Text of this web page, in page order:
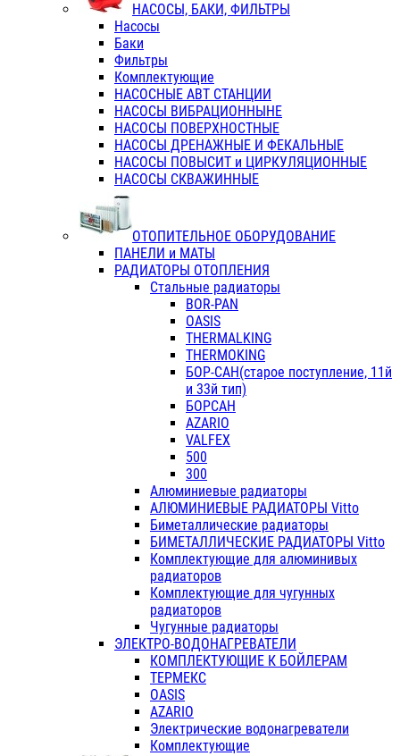
НАСОСЫ, БАКИ, ФИЛЬТРЫ
Насосы
Баки
Фильтры
Комплектующие
НАСОСНЫЕ АВТ СТАНЦИИ
НАСОСЫ ВИБРАЦИОННЫНЕ
НАСОСЫ ПОВЕРХНОСТНЫЕ
НАСОСЫ ДРЕНАЖНЫЕ И ФЕКАЛЬНЫЕ
НАСОСЫ ПОВЫСИТ и ЦИРКУЛЯЦИОННЫЕ
НАСОСЫ СКВАЖИННЫЕ
ОТОПИТЕЛЬНОЕ ОБОРУДОВАНИЕ
ПАНЕЛИ и МАТЫ
РАДИАТОРЫ ОТОПЛЕНИЯ
Стальные радиаторы
BOR-PAN
OASIS
THERMALKING
THERMOKING
БОР-САН(старое поступление, 11й
и 33й тип)
БОРСАН
AZARIO
VALFEX
500
300
Алюминиевые радиаторы
АЛЮМИНИЕВЫЕ РАДИАТОРЫ Vitto
Биметаллические радиаторы
БИМЕТАЛЛИЧЕСКИЕ РАДИАТОРЫ Vitto
Комплектующие для алюминивых
радиаторов
Комплектующие для чугунных
радиаторов
Чугунные радиаторы
ЭЛЕКТРО-ВОДОНАГРЕВАТЕЛИ
КОМПЛЕКТУЮЩИЕ К БОЙЛЕРАМ
ТЕРМЕКС
OASIS
AZARIO
Электрические водонагреватели
Комплектующие